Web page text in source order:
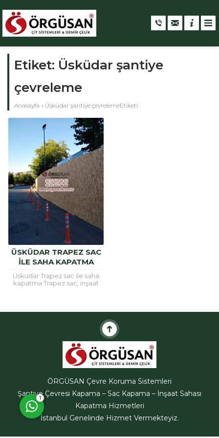
Etiket: Üsküdar şantiye
çevreleme
Anasayfa » Üsküdar şantiye çevrelemeEtiketi
ÜSKÜDAR TRAPEZ SAC
ILE SAHA KAPATMA
Üsküdar Trapez sac ile saha
kapatma Trapez sac, inşaat
kullanılan bir
ÖRGÜSAN Teklif Hattı
Cevap Yaz
1
ÖRGÜSAN Çevre Koruma Sistemleri
Şantiye Çevresi Kapama – Sac Kapama – İnşaat Sahası
Kapatma Hizmetleri
İstanbul Genelinde Hizmet Vermekteyiz.